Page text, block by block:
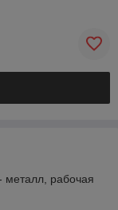
металл, рабочая